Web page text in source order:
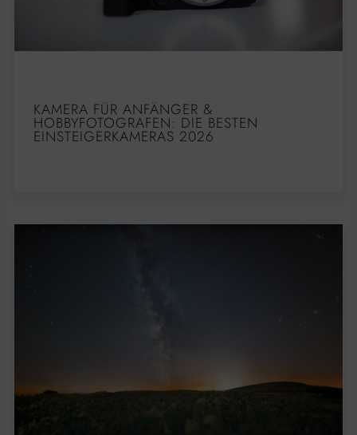
KAMERA FÜR ANFÄNGER &
HOBBYFOTOGRAFEN: DIE BESTEN
EINSTEIGERKAMERAS 2026